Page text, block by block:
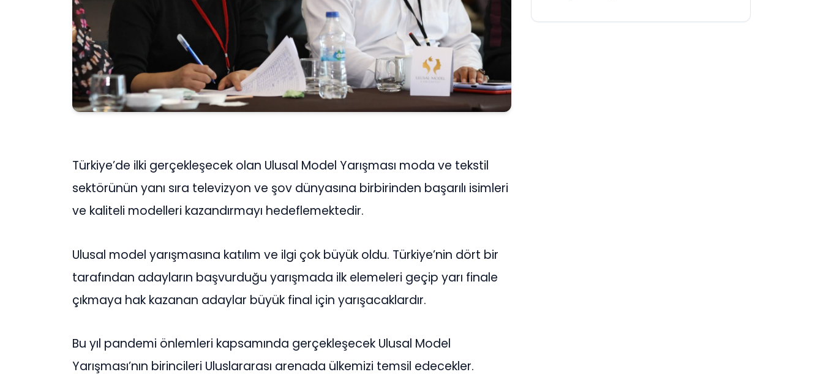
Türkiye’de ilki gerçekleşecek olan Ulusal Model Yarışması moda ve tekstil
sektörünün yanı sıra televizyon ve şov dünyasına birbirinden başarılı isimleri
ve kaliteli modelleri kazandırmayı hedeflemektedir.
Ulusal model yarışmasına katılım ve ilgi çok büyük oldu. Türkiye’nin dört bir
tarafından adayların başvurduğu yarışmada ilk elemeleri geçip yarı finale
çıkmaya hak kazanan adaylar büyük final için yarışacaklardır.
Bu yıl pandemi önlemleri kapsamında gerçekleşecek Ulusal Model
Yarışması’nın birincileri Uluslararası arenada ülkemizi temsil edecekler.